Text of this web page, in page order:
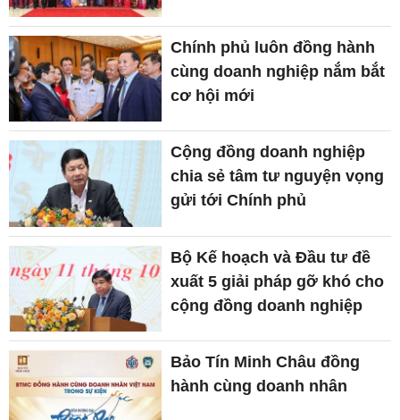
Chính phủ luôn đồng hành
cùng doanh nghiệp nắm bắt
cơ hội mới
Cộng đồng doanh nghiệp
chia sẻ tâm tư nguyện vọng
gửi tới Chính phủ
Bộ Kế hoạch và Đầu tư đề
xuất 5 giải pháp gỡ khó cho
cộng đồng doanh nghiệp
Bảo Tín Minh Châu đồng
hành cùng doanh nhân